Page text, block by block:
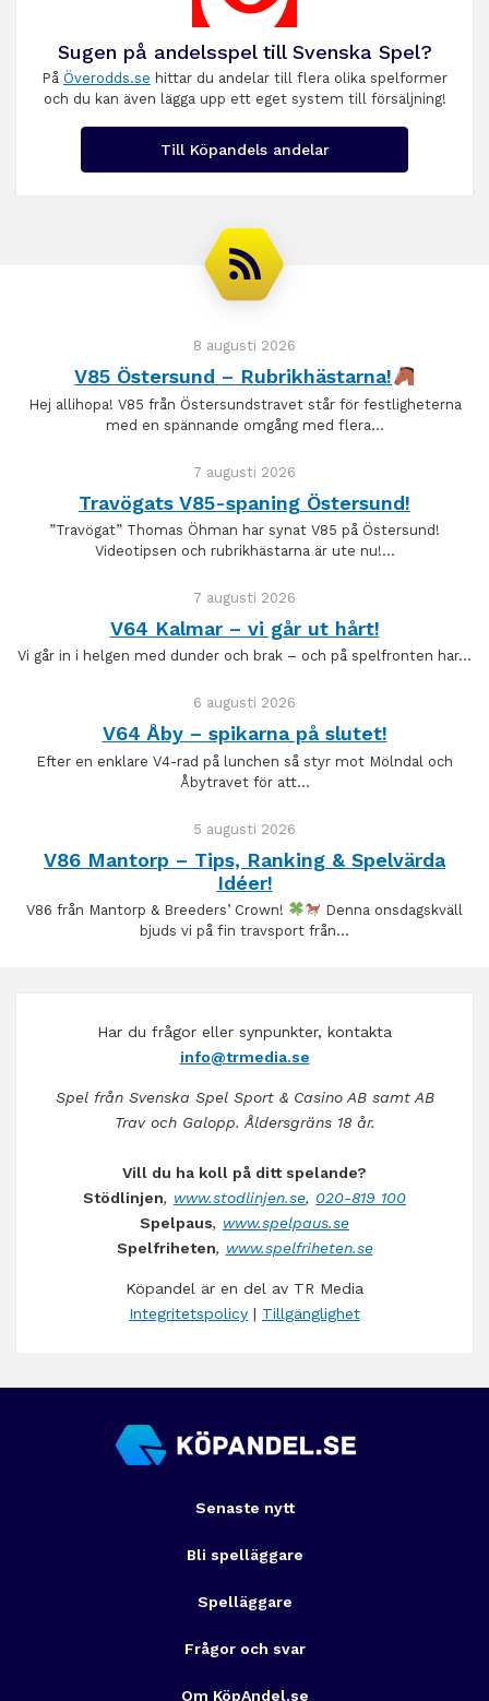
Sugen på andelsspel till Svenska Spel?
På Överodds.se hittar du andelar till flera olika spelformer
och du kan även lägga upp ett eget system till försäljning!
Till Köpandels andelar
8 augusti 2026
V85 Östersund – Rubrikhästarna!
Hej allihopa! V85 från Östersundstravet står för festligheterna
med en spännande omgång med flera…
7 augusti 2026
Travögats V85-spaning Östersund!
”Travögat” Thomas Öhman har synat V85 på Östersund!
Videotipsen och rubrikhästarna är ute nu!…
7 augusti 2026
V64 Kalmar – vi går ut hårt!
Vi går in i helgen med dunder och brak – och på spelfronten har…
6 augusti 2026
V64 Åby – spikarna på slutet!
Efter en enklare V4-rad på lunchen så styr mot Mölndal och
Åbytravet för att…
5 augusti 2026
V86 Mantorp – Tips, Ranking & Spelvärda
Idéer!
V86 från Mantorp & Breeders’ Crown!
Denna onsdagskväll
bjuds vi på fin travsport från…
Har du frågor eller synpunkter, kontakta
info@trmedia.se
Spel från Svenska Spel Sport & Casino AB samt AB
Trav och Galopp. Åldersgräns 18 år.
Vill du ha koll på ditt spelande?
Stödlinjen, www.stodlinjen.se, 020-819 100
Spelpaus, www.spelpaus.se
Spelfriheten, www.spelfriheten.se
Köpandel är en del av TR Media
Integritetspolicy | Tillgänglighet
Senaste nytt
Bli spelläggare
Spelläggare
Frågor och svar
Om KöpAndel.se